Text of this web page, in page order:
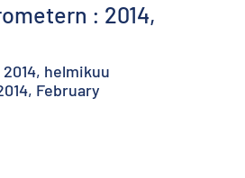
: 2014,
helmikuu
February